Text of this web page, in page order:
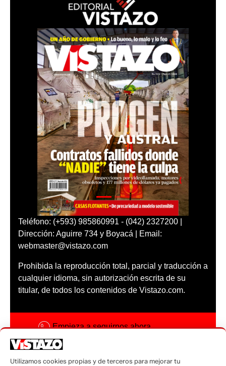
Teléfono: (+593) 985860991 - (042) 2327200 |
Dirección: Aguirre 734 y Boyacá | Email:
webmaster@vistazo.com
Prohibida la reproducción total, parcial y traducción a
cualquier idioma, sin autorización escrita de su
titular, de todos los contenidos de Vistazo.com.
Empieza a seguirnos ahora
Código ética
Utilizamos cookies propias y de terceros para mejorar tu